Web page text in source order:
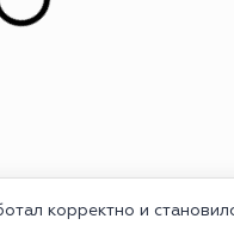
корректно и